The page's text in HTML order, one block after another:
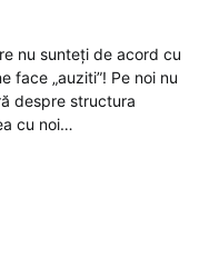
nu sunteți de acord cu
face „auziti”! Pe noi nu
despre structura
cu noi…